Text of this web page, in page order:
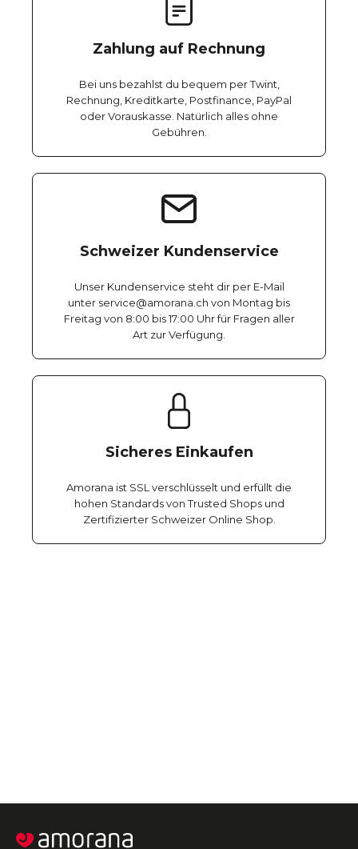
Zahlung auf Rechnung
Bei uns bezahlst du bequem per Twint,
Rechnung, Kreditkarte, Postfinance, PayPal
oder Vorauskasse. Natürlich alles ohne
Gebühren.
Schweizer Kundenservice
Unser Kundenservice steht dir per E-Mail
unter service@amorana.ch von Montag bis
Freitag von 8:00 bis 17:00 Uhr für Fragen aller
Art zur Verfügung.
Sicheres Einkaufen
Amorana ist SSL verschlüsselt und erfüllt die
hohen Standards von Trusted Shops und
Zertifizierter Schweizer Online Shop.